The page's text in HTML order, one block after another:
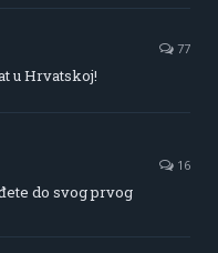
77
u Hrvatskoj!
16
do svog prvog